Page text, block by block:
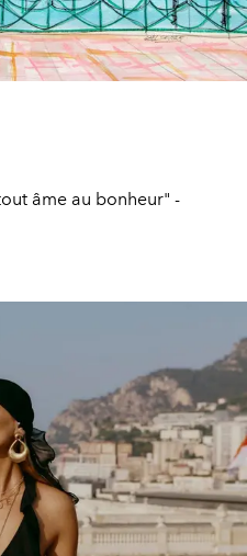
âme au bonheur" -